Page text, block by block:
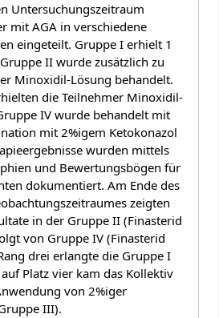
Untersuchungszeitraum
mit AGA in verschiedene
eingeteilt. Gruppe I erhielt 1
II wurde zusätzlich zu
Minoxidil-Lösung behandelt.
die Teilnehmer Minoxidil-
IV wurde behandelt mit
mit 2%igem Ketokonazol
wurden mittels
und Bewertungsbögen für
dokumentiert. Am Ende des
zeigten
in der Gruppe II (Finasterid
von Gruppe IV (Finasterid
drei erlangte die Gruppe I
Platz vier kam das Kollektiv
von 2%iger
III).